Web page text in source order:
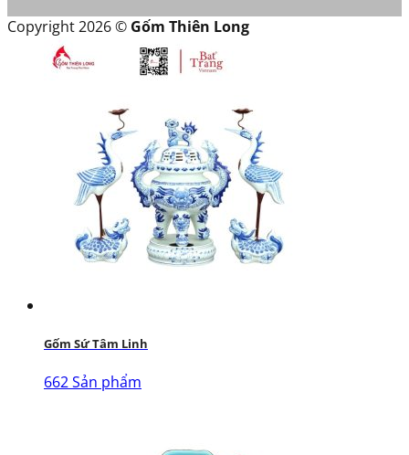
Copyright 2026 © Gốm Thiên Long
Gốm Sứ Tâm Linh
662 Sản phẩm